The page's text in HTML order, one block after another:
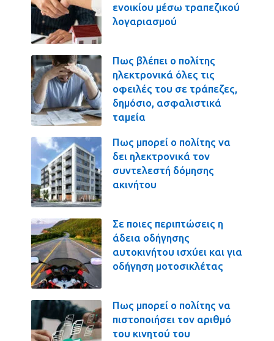
ενοικίου μέσω τραπεζικού
λογαριασμού
Πως βλέπει ο πολίτης
ηλεκτρονικά όλες τις
οφειλές του σε τράπεζες,
δημόσιο, ασφαλιστικά
ταμεία
Πως μπορεί ο πολίτης να
δει ηλεκτρονικά τον
συντελεστή δόμησης
ακινήτου
Σε ποιες περιπτώσεις η
άδεια οδήγησης
αυτοκινήτου ισχύει και για
οδήγηση μοτοσικλέτας
Πως μπορεί ο πολίτης να
πιστοποιήσει τον αριθμό
του κινητού του